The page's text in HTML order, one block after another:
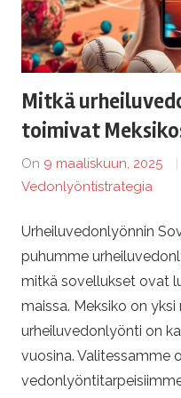
-
b
e
t
t
i
n
g
Mitkä
toimivat
On 9 maaliskuun, 2025
Vedonlyöntistrategia
Urheiluvedonlyönnin
puhumme
mitkä sovellukset ovat
maissa. Meksiko on
urheiluvedonlyönti on
vuosina. Valitessamme